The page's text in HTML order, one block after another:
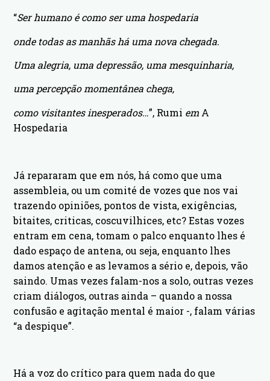
“Ser humano é como ser uma hospedaria
onde todas as manhãs há uma nova chegada.
Uma alegria, uma depressão, uma mesquinharia,
uma percepção momentânea chega,
como visitantes inesperados…”, Rumi em A
Hospedaria
Já repararam que em nós, há como que uma
assembleia, ou um comité de vozes que nos vai
trazendo opiniões, pontos de vista, exigências,
bitaites, criticas, coscuvilhices, etc? Estas vozes
entram em cena, tomam o palco enquanto lhes é
dado espaço de antena, ou seja, enquanto lhes
damos atenção e as levamos a sério e, depois, vão
saindo. Umas vezes falam-nos a solo, outras vezes
criam diálogos, outras ainda – quando a nossa
confusão e agitação mental é maior -, falam várias
“a despique”.
Há a voz do crítico para quem nada do que